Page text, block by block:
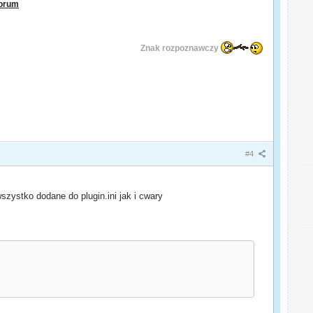
Znak rozpoznawczy
#4
dodane do plugin.ini jak i cwary